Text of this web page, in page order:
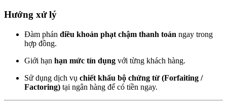
Hướng xử lý
Đàm phán điều khoản phạt chậm thanh toán ngay trong
hợp đồng.
Giới hạn hạn mức tín dụng với từng khách hàng.
Sử dụng dịch vụ chiết khấu bộ chứng từ (Forfaiting /
Factoring) tại ngân hàng để có tiền ngay.